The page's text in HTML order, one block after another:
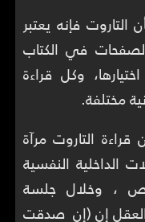
فإنه يعتبر
في الكتاب
وكل قراءة
مختلفة.
التاروت مرآة
الداخلية النفسية
، وخلال جلسة
العقل إن (إن صدقت